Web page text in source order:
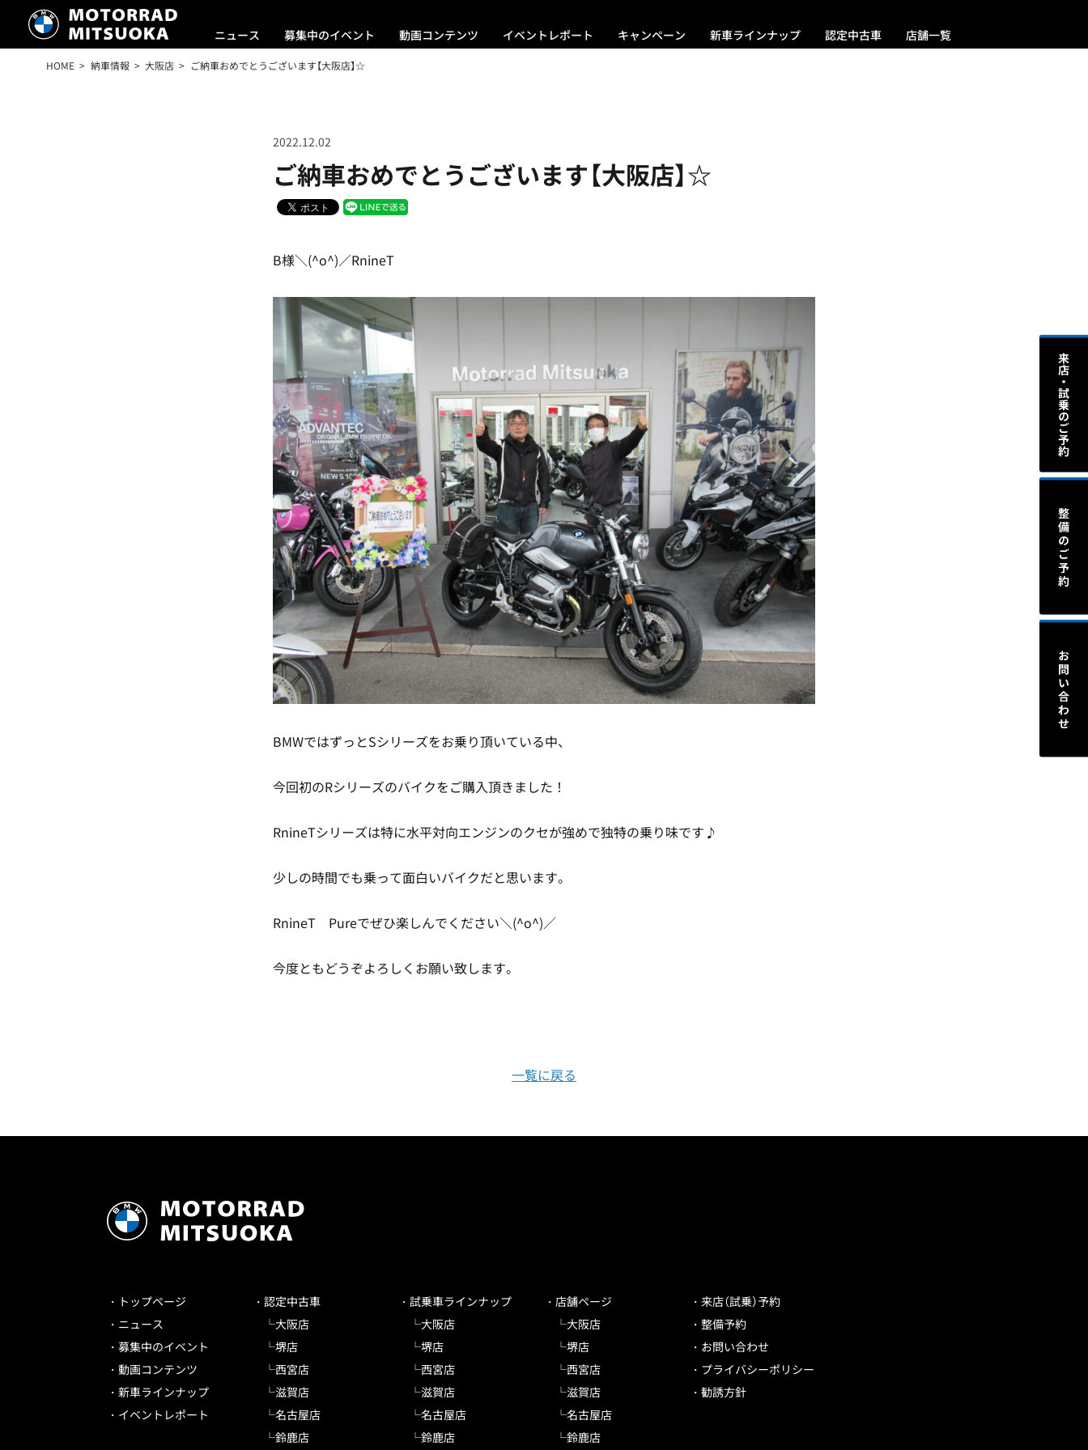
ニュース 募集中のイベント 動画コンテンツ イベントレポート キャンペーン 新車ラインナップ 認定中古車 店舗一覧
HOME 納車情報 大阪店 ご納車おめでとうございます【大阪店】☆
ご納車おめでとうございます【大阪店】☆
2022.12.02
B様＼(^o^)／RnineT
BMWではずっとSシリーズをお乗り頂いている中、
今回初のRシリーズのバイクをご購入頂きました！
RnineTシリーズは特に水平対向エンジンのクセが強めで独特の乗り味です♪
少しの時間でも乗って面白いバイクだと思います。
RnineT Pureでぜひ楽しんでください＼(^o^)／
今度ともどうぞよろしくお願い致します。
一覧に戻る
トップページ
ニュース
募集中のイベント
動画コンテンツ
新車ラインナップ
イベントレポート
認定中古車
大阪店
堺店
西宮店
滋賀店
名古屋店
鈴鹿店
試乗車ラインナップ
大阪店
堺店
西宮店
滋賀店
名古屋店
鈴鹿店
店舗ページ
大阪店
堺店
西宮店
滋賀店
名古屋店
鈴鹿店
来店（試乗）予約
整備予約
お問い合わせ
プライバシーポリシー
勧誘方針